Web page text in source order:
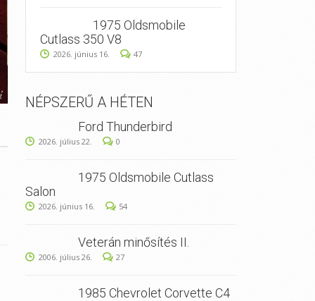
1975 Oldsmobile
Cutlass 350 V8
2026. június 16. 47
NÉPSZERŰ A HÉTEN
Ford Thunderbird
2026. július 22. 0
1975 Oldsmobile Cutlass
Salon
2026. június 16. 54
Veterán minősítés II.
2006. július 26. 27
1985 Chevrolet Corvette C4